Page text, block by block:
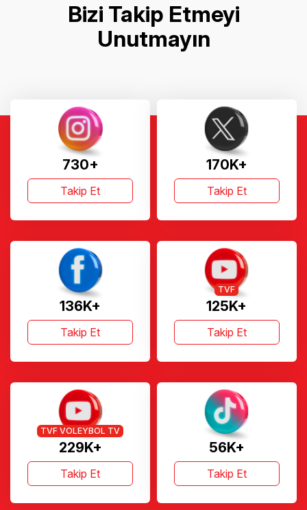
Bizi Takip Etmeyi
Unutmayın
730+
Takip Et
170K+
Takip Et
136K+
Takip Et
125K+
TVF
Takip Et
229K+
TVF VOLEYBOL TV
Takip Et
56K+
Takip Et